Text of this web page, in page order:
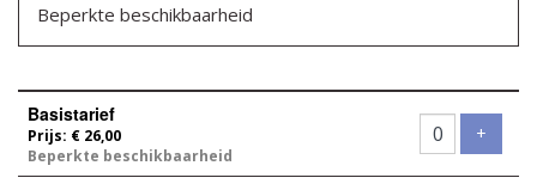
Beperkte beschikbaarheid
Aantal
tickets
Basistarief
Prijs: € 26,00
Beperkte beschikbaarheid
+